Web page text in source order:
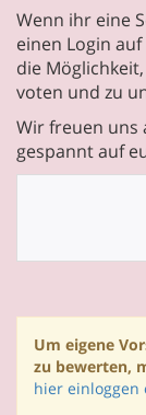
Wenn ihr eine
einen Login
die
voten und zu
Wir freuen uns
gespannt auf
Um eigene
zu bewerten,
hier einloggen